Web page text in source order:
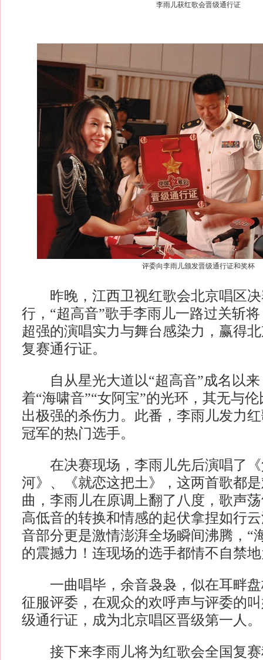
李雨儿获红歌会晋级通行证
评委向李雨儿颁发晋级通行证和奖杯
昨晚，江西卫视红歌会北京唱区决
行，“超高音”歌手李雨儿一路过关斩
超强的演唱实力与舞台感染力，赢得
复赛通行证。
自从星光大道以“超高音”成名以来
着“海啸音”“女阿宝”的光环，其无与
出极强的杀伤力。此番，李雨儿发力
冠军的热门选手。
在决赛现场，李雨儿先后演唱了《
河》、《就恋这把土》，这两首歌都
曲，李雨儿在原调上翻了八度，歌声
高低音的转换和情感的起伏拿捏如行
音部分更是激情澎湃全场瞬间沸腾，“
的震撼力！连现场的选手都情不自禁
一曲唱毕，余音袅袅，似在耳畔盘
征服评委，在观众的欢呼声与评委的
级通行证，成为北京唱区晋级第一人。
接下来李雨儿将为红歌会全国复赛